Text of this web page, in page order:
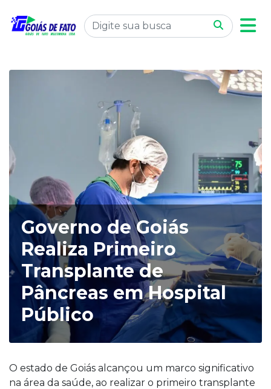
Governo de Goiás
Realiza Primeiro
Transplante de
Pâncreas em Hospital
Público
O estado de Goiás alcançou um marco significativo
na área da saúde, ao realizar o primeiro transplante